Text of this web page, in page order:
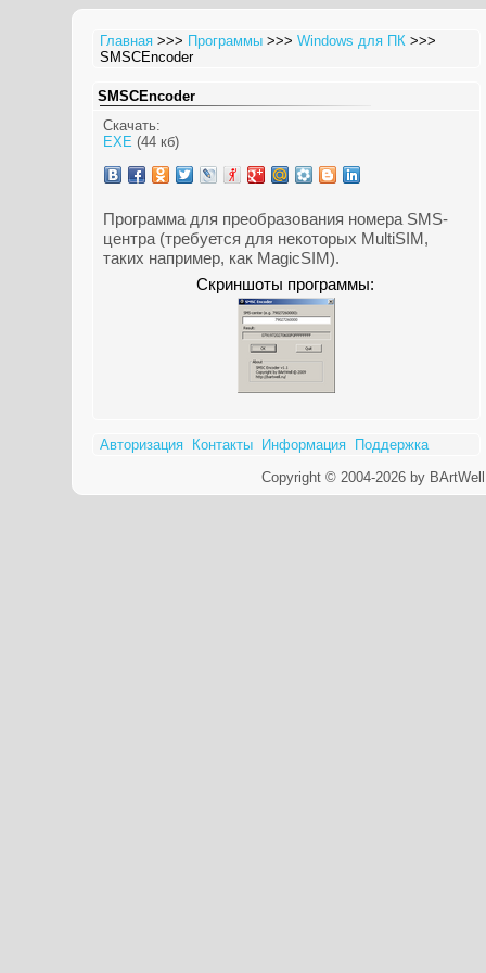
Главная >>> Программы >>>Windows для ПК >>>
SMSCEncoder
SMSCEncoder
Скачать:
EXE (44 кб)
Программа для преобразования номера SMS-
центра (требуется для некоторых MultiSIM,
таких например, как MagicSIM).
Скриншоты программы:
Авторизация Контакты Информация
Поддержка
Copyright © 2004-2026 by BArtWell